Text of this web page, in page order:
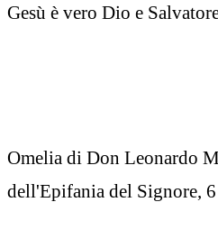
Gesù è vero Dio e
Omelia di Don Leonardo
dell'Epifania del Signore,